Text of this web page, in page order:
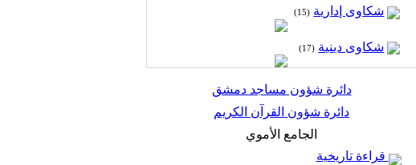
شكاوى إدارية (15)
شكاوى دينية (17)
دائرة شؤون مساجد دمشق
دائرة شؤون القرآن الكريم
الجامع الأموي
قراءة تاريخية